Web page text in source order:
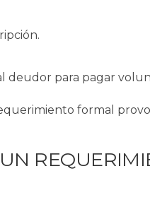
deudor para pagar
formal